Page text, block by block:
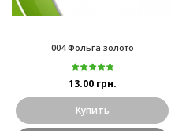
004 Фольга золото
13.00 грн.
Купить